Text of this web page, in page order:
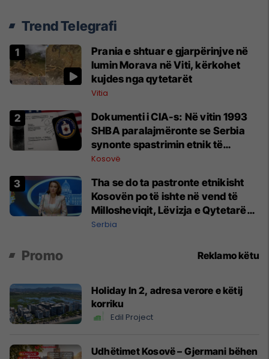
Trend Telegrafi
Prania e shtuar e gjarpërinjve në
lumin Morava në Viti, kërkohet
kujdes nga qytetarët
Vitia
Dokumenti i CIA-s: Në vitin 1993
SHBA paralajmëronte se Serbia
synonte spastrimin etnik të
Kosovës dhe destabilizimin e
Kosovë
Tha se do ta pastronte etnikisht
Kosovën po të ishte në vend të
Millosheviqit, Lëvizja e Qytetarëve
të Lirë në Serbi kërkon shkarkimin
Serbia
Promo Reklamo këtu
Holiday In 2, adresa verore e këtij
korriku
Edil Project
Udhëtimet Kosovë – Gjermani bëhen